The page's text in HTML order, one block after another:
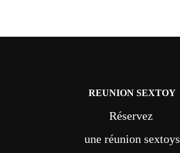
REUNION SEXTOY
Réservez
une réunion sextoys